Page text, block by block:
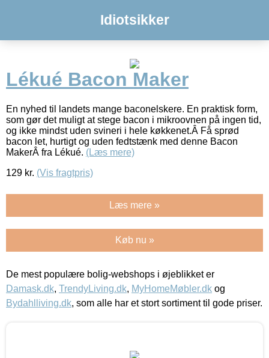
Idiotsikker
Lékué Bacon Maker
En nyhed til landets mange baconelskere. En praktisk form,
som gør det muligt at stege bacon i mikroovnen på ingen tid,
og ikke mindst uden svineri i hele køkkenet.Â Få sprød
bacon let, hurtigt og uden fedtstænk med denne Bacon
MakerÂ fra Lékué. (Læs mere)
129 kr. (Vis fragtpris)
Læs mere »
Køb nu »
De mest populære bolig-webshops i øjeblikket er
Damask.dk, TrendyLiving.dk, MyHomeMøbler.dk og
Bydahlliving.dk, som alle har et stort sortiment til gode priser.